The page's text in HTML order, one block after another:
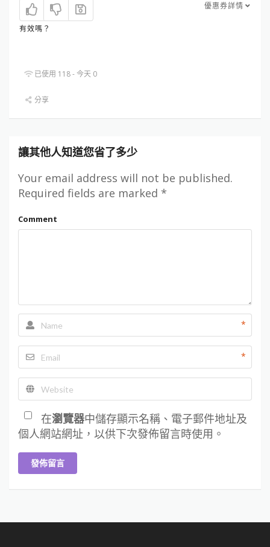
有效嗎？
優惠券詳情
已使用 118 - 今天 0
分享
讓其他人知道您省了多少
Your email address will not be published.
Required fields are marked *
Comment
*
*
在瀏覽器中儲存顯示名稱、電子郵件地址及
個人網站網址，以供下次發佈留言時使用。
發佈留言